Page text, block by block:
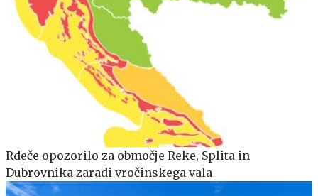
Rdeče opozorilo za območje Reke, Splita in
Dubrovnika zaradi vročinskega vala